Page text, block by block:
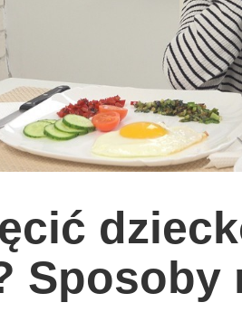
Sposoby